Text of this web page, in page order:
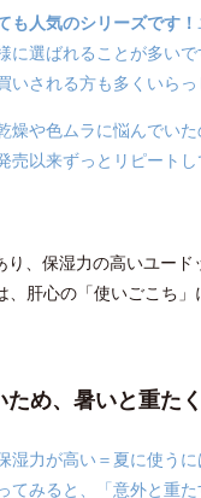
も人気のシリーズです！
に選ばれることが多い
いされる方も多くいらっ
燥や色ムラに悩んでい
売以来ずっとリピートし
、保湿力の高いユー
肝心の「使いごこち」
め、暑いと重た
湿力が高い＝夏に使う
てみると、「意外と重